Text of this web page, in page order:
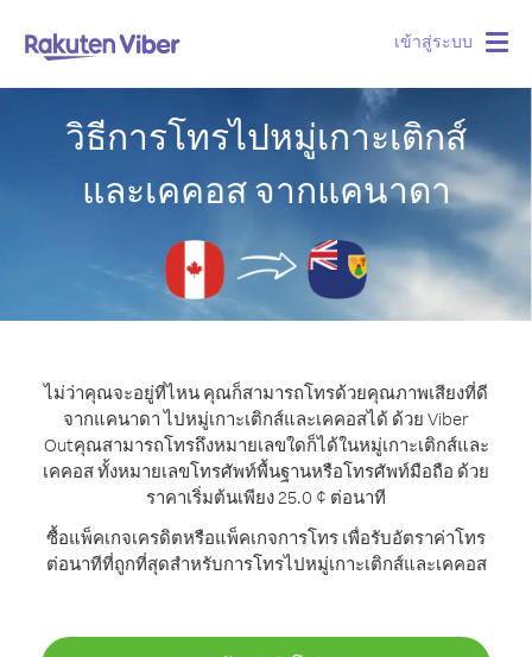
เข้าสู่ระบบ
วิธีการโทรไปหมู่เกาะเติกส์
และเคคอส จากแคนาดา
ไม่ว่าคุณจะอยู่ที่ไหน คุณก็สามารถโทรด้วยคุณภาพเสียงที่ดี
จากแคนาดา ไปหมู่เกาะเติกส์และเคคอสได้ ด้วย Viber
Outคุณสามารถโทรถึงหมายเลขใดก็ได้ในหมู่เกาะเติกส์และ
เคคอส ทั้งหมายเลขโทรศัพท์พื้นฐานหรือโทรศัพท์มือถือ ด้วย
ราคาเริ่มต้นเพียง 25.0 ¢ ต่อนาที
ซื้อแพ็คเกจเครดิตหรือแพ็คเกจการโทร เพื่อรับอัตราค่าโทร
ต่อนาทีที่ถูกที่สุดสำหรับการโทรไปหมู่เกาะเติกส์และเคคอส